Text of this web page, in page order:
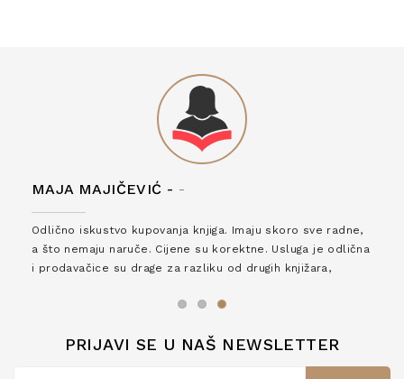
MAJA MAJIČEVIĆ - -
Odlično iskustvo kupovanja knjiga. Imaju skoro sve radne,
a što nemaju naruče. Cijene su korektne. Usluga je odlična
i prodavačice su drage za razliku od drugih knjižara,
PRIJAVI SE U NAŠ NEWSLETTER